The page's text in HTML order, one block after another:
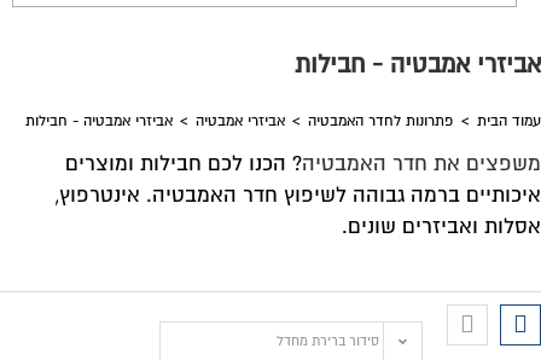
אביזרי אמבטיה - חבילות
עמוד הבית > פתרונות לחדר האמבטיה > אביזרי אמבטיה > אביזרי אמבטיה - חבילות
משפצים את חדר האמבטיה? הכנו לכם חבילות ומוצרים
איכותיים ברמה גבוהה לשיפוץ חדר האמבטיה. אינטרפוץ,
אסלות ואביזרים שונים.
סידור ברירת מחדל